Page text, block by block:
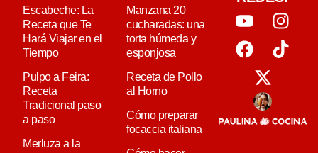
Escabeche: La
Receta que Te
Hará Viajar en el
Tiempo
Pulpo a Feira:
Receta
Tradicional paso
a paso
Merluza a la
Manzana 20
cucharadas: una
torta húmeda y
esponjosa
Receta de Pollo
al Horno
Cómo preparar
focaccia italiana